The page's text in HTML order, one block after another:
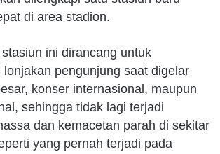
di area stadion.
ini dirancang untuk
lonjakan pengunjung saat digelar
konser internasional, maupun
sehingga tidak lagi terjadi
dan kemacetan parah di sekitar
yang pernah terjadi pada